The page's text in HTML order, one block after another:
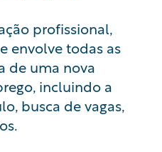
profissional,
envolve todas as
de uma nova
incluindo a
busca de vagas,